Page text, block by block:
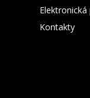
Elektronická
Kontakty